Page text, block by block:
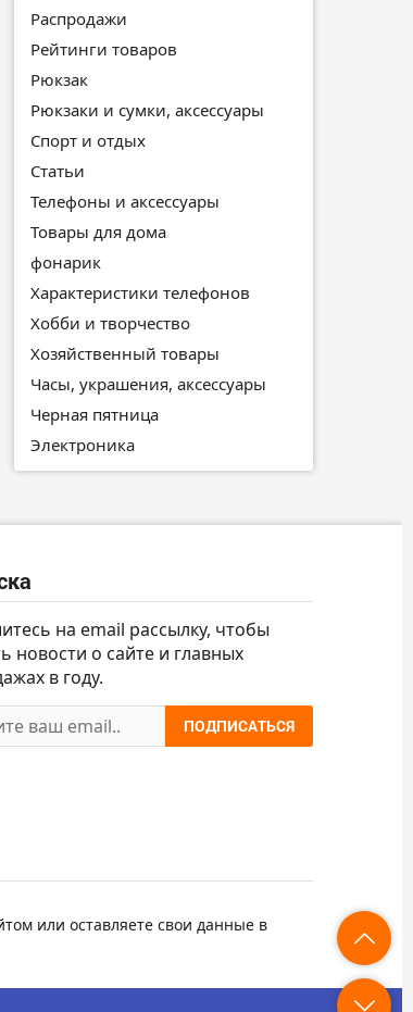
Распродажи
Рейтинги товаров
Рюкзак
Рюкзаки и сумки, аксессуары
Спорт и отдых
Статьи
Телефоны и аксессуары
Товары для дома
фонарик
Характеристики телефонов
Хобби и творчество
Хозяйственный товары
Часы, украшения, аксессуары
Черная пятница
Электроника
на email рассылку, чтобы
новости о сайте и главных
в году.
ПОДПИСАТЬСЯ
или оставляете свои данные в